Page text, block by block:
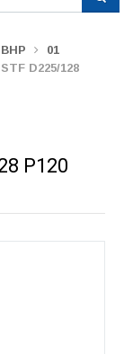
01
D225/128
P120